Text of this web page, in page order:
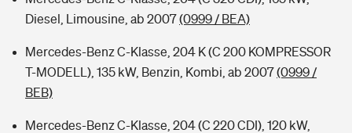
Diesel, Limousine, ab 2007(0999 / BEA)
Mercedes-Benz C-Klasse, 204 K (C 200 KOMPRESSOR
T-MODELL), 135 kW, Benzin, Kombi, ab 2007(0999 /
BEB)
Mercedes-Benz C-Klasse, 204 (C 220 CDI), 120 kW,